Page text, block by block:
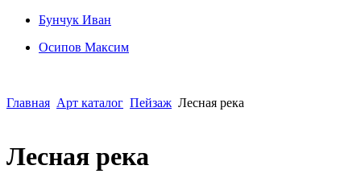
Бунчук Иван
Осипoв Максим
Главная Арт каталог Пейзаж Лесная река
Лесная река